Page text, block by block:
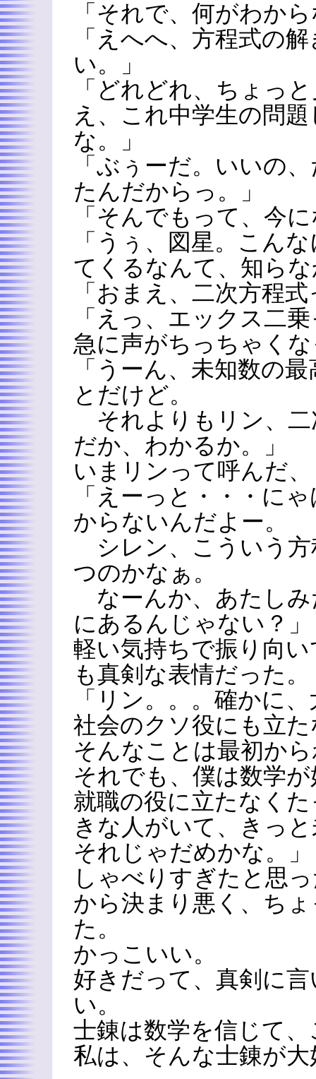
「それで、何がわか
「えへへ、方程式の
い。」
「どれどれ、ちょっ
え、これ中学生の問
な。」
「ぶぅーだ。いいの
たんだからっ。」
「そんでもって、今
「うぅ、図星。こん
てくるなんて、知ら
「おまえ、二次方程
「えっ、エックス二
急に声がちっちゃく
「うーん、未知数の
とだけど。
それよりもリン、二
だか、わかるか。」
いまリンって呼んだ
「えーっと・・・に
からないんだよー。
シレン、こういう方
つのかなぁ。
なーんか、あたしみ
にあるんじゃない？」
軽い気持ちで振り向
も真剣な表情だった。
「リン。。。確かに
社会のクソ役にも立
そんなことは最初か
それでも、僕は数学
就職の役に立たなく
きな人がいて、きっ
それじゃだめかな。」
しゃべりすぎたと思
から決まり悪く、ち
た。
かっこいい。
好きだって、真剣に
い。
士錬は数学を信じて
私は、そんな士錬が